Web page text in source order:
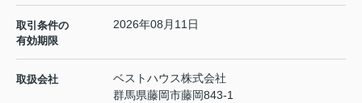
取引条件の
有効期限
2026年08月11日
取扱会社
ベストハウス株式会社
群馬県藤岡市藤岡843-1